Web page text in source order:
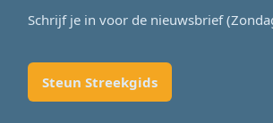
Schrijf je in voor de nieuwsbrief
Steun Streekgids